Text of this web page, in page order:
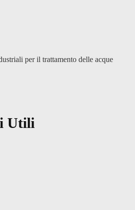
per il trattamento delle acque
Utili